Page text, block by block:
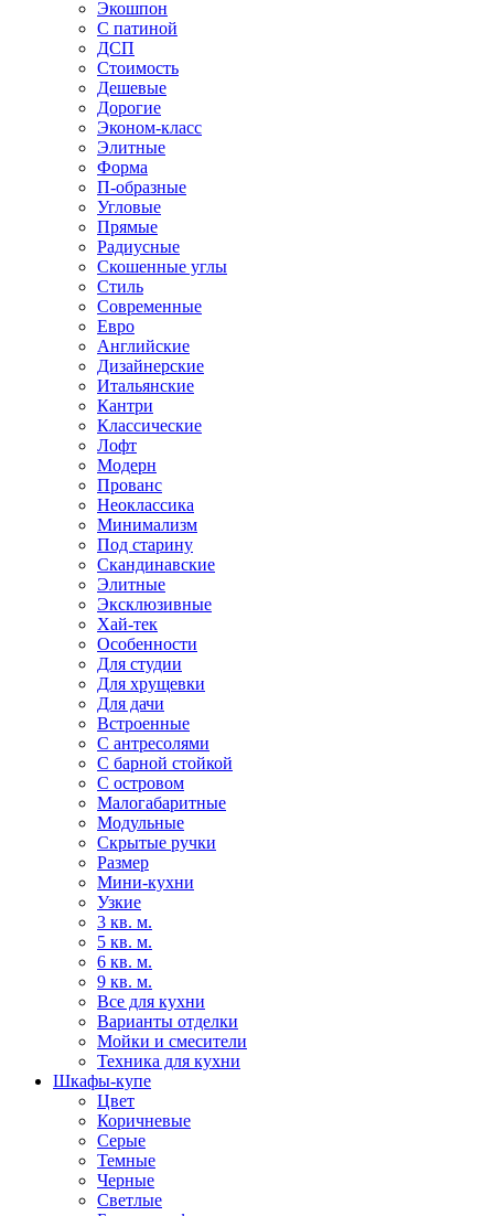
Экошпон
С патиной
ДСП
Стоимость
Дешевые
Дорогие
Эконом-класс
Элитные
Форма
П-образные
Угловые
Прямые
Радиусные
Скошенные углы
Стиль
Современные
Евро
Английские
Дизайнерские
Итальянские
Кантри
Классические
Лофт
Модерн
Прованс
Неоклассика
Минимализм
Под старину
Скандинавские
Элитные
Эксклюзивные
Хай-тек
Особенности
Для студии
Для хрущевки
Для дачи
Встроенные
С антресолями
С барной стойкой
С островом
Малогабаритные
Модульные
Скрытые ручки
Размер
Мини-кухни
Узкие
3 кв. м.
5 кв. м.
6 кв. м.
9 кв. м.
Все для кухни
Варианты отделки
Мойки и смесители
Техника для кухни
Шкафы-купе
Цвет
Коричневые
Серые
Темные
Черные
Светлые